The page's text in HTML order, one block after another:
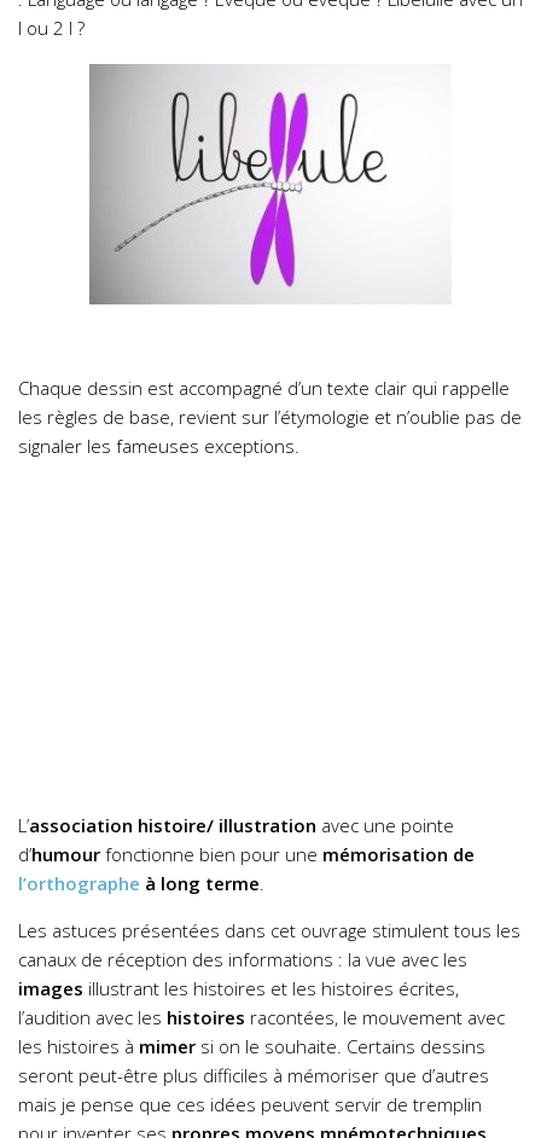
l ou 2 l ?
Chaque dessin est accompagné d’un texte clair qui rappelle
les règles de base, revient sur l’étymologie et n’oublie pas de
signaler les fameuses exceptions.
L’association histoire/ illustration avec une pointe
d’humour fonctionne bien pour une mémorisation de
l’orthographe à long terme.
Les astuces présentées dans cet ouvrage stimulent tous les
canaux de réception des informations : la vue avec les
images illustrant les histoires et les histoires écrites,
l’audition avec les histoires racontées, le mouvement avec
les histoires à mimer si on le souhaite. Certains dessins
seront peut-être plus difficiles à mémoriser que d’autres
mais je pense que ces idées peuvent servir de tremplin